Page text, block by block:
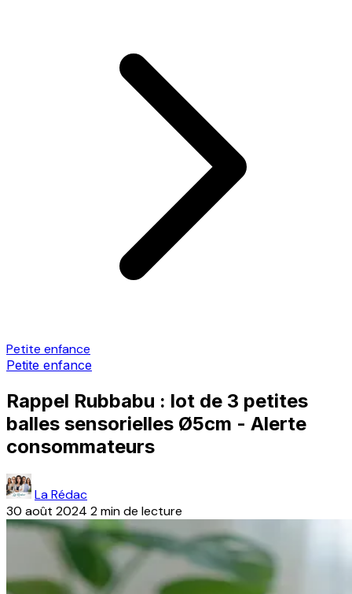
Petite enfance
Petite enfance
Rappel Rubbabu : lot de 3 petites
balles sensorielles Ø5cm - Alerte
consommateurs
La Rédac
30 août 2024 2 min de lecture